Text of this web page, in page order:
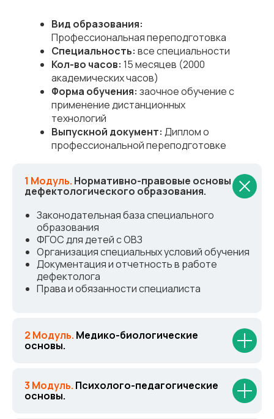
Вид образования:
Профессиональная переподготовка
Специальность: все специальности
Кол-во часов: 15 месяцев (2000
академических часов)
Форма обучения: заочное обучение с
применение дистанционных
технологий
Выпускной документ: Диплом о
профессиональной переподготовке
1 Модуль. Нормативно-правовые основы
дефектологического образования.
Законодательная база специального
образования
ФГОС для детей с ОВЗ
Организация специальных условий обучения
Документация и отчетность в работе
дефектолога
Права и обязанности специалиста
2 Модуль. Медико-биологические
основы.
3 Модуль. Психолого-педагогические
основы.